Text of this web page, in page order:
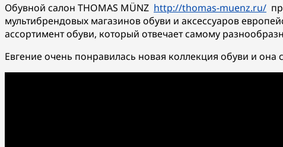
Обувной салон THOMAS MÜNZ http://thomas-muenz.ru/
мультибрендовых магазинов обуви и аксессуаров
ассортимент обуви, который отвечает самому
Евгение очень понравилась новая коллекция обуви и она